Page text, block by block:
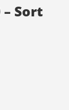
– Sort